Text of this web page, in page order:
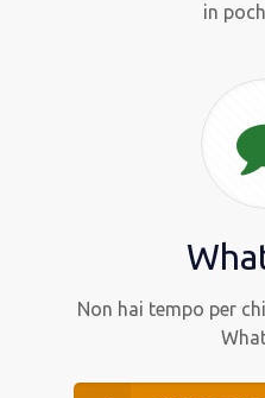
in
Non hai tempo per